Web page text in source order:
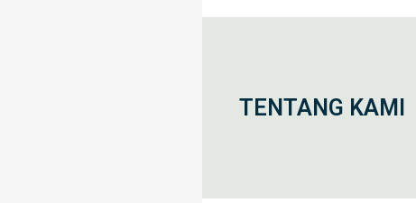
TENTANG KAMI